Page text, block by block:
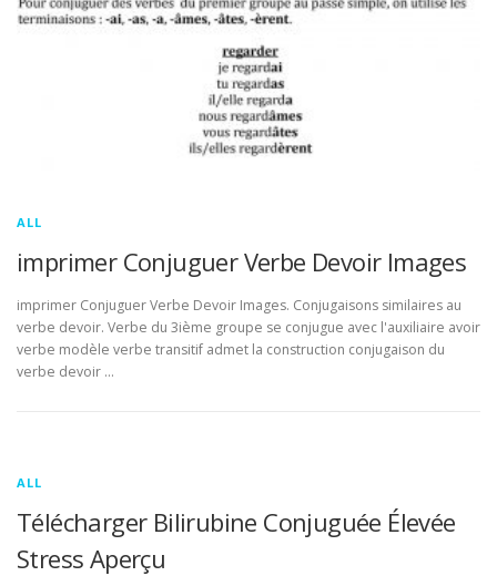
ALL
imprimer Conjuguer Verbe Devoir Images
imprimer Conjuguer Verbe Devoir Images. Conjugaisons similaires au
verbe devoir. Verbe du 3ième groupe se conjugue avec l'auxiliaire avoir
verbe modèle verbe transitif admet la construction conjugaison du
verbe devoir …
ALL
Télécharger Bilirubine Conjuguée Élevée
Stress Aperçu